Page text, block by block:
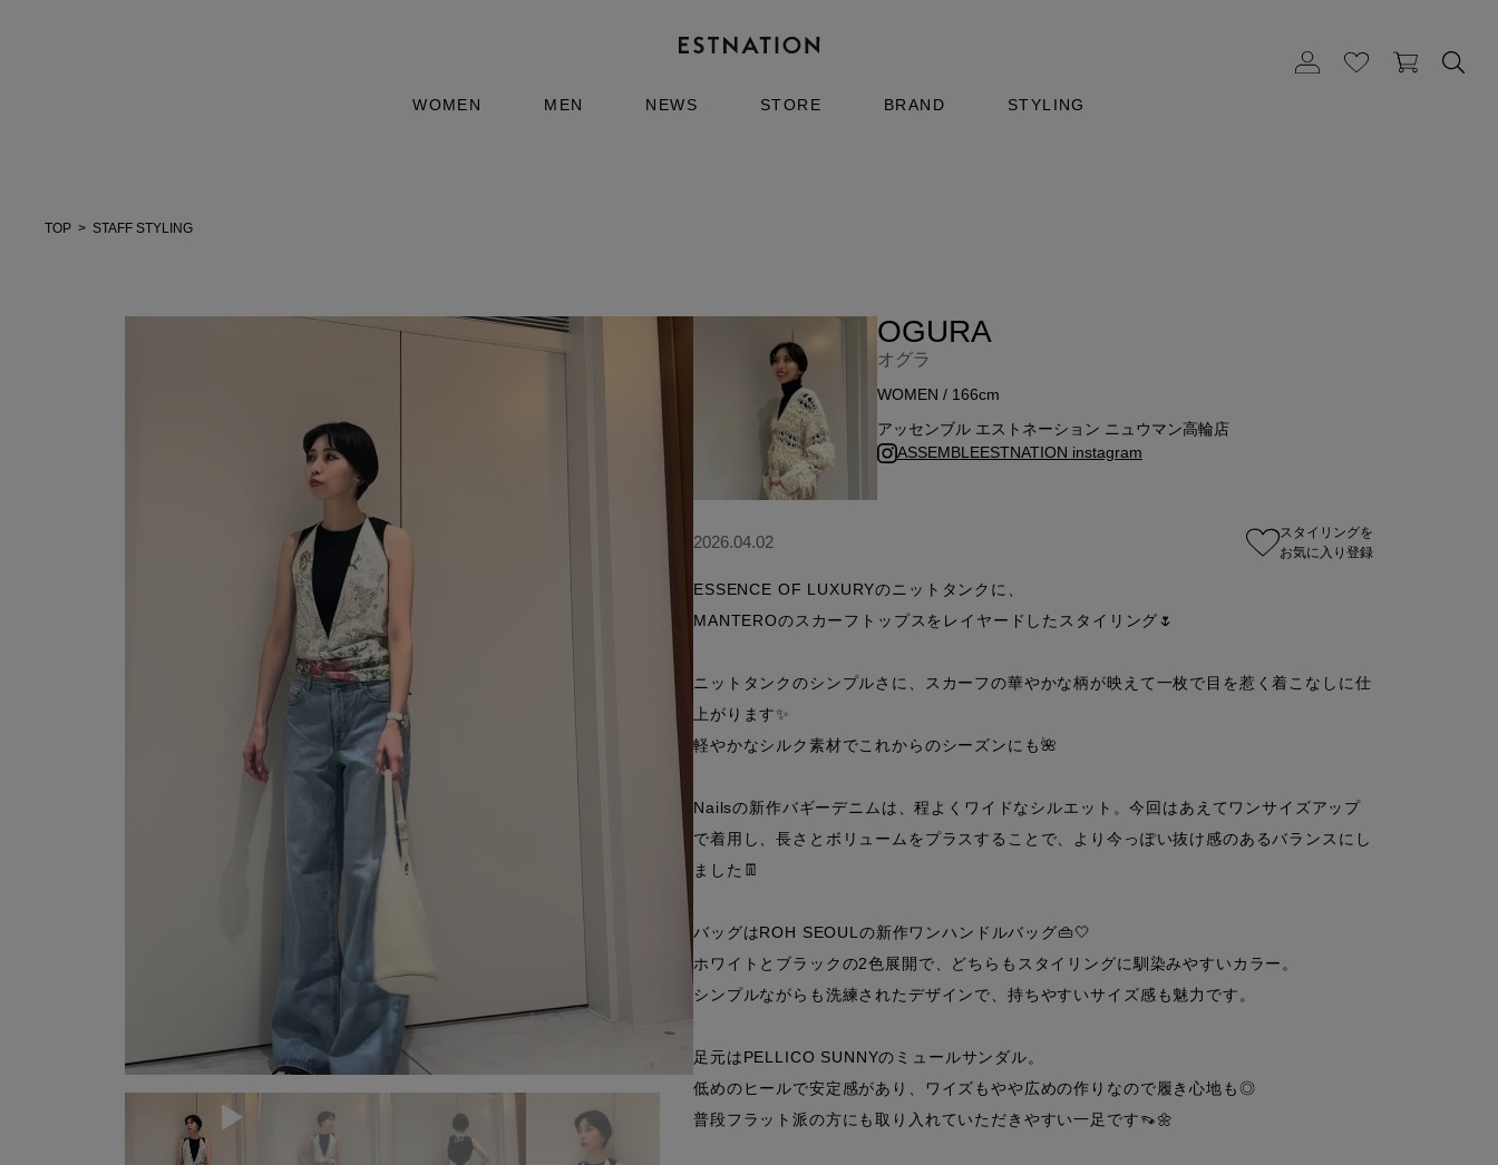
WOMEN MEN NEWS STORE BRAND STYLING
TOP STAFF STYLING
OGURA
オグラ
WOMEN / 166cm
アッセンブル エストネーション ニュウマン高輪店
ASSEMBLEESTNATION instagram
スタイリングを
お気に入り登録
2026.04.02
ESSENCE OF LUXURYのニットタンクに、
MANTEROのスカーフトップスをレイヤードしたスタイリング🌷
ニットタンクのシンプルさに、スカーフの華やかな柄が映えて一枚で目を惹く着こなしに仕
上がります✨
軽やかなシルク素材でこれからのシーズンにも🌺
Nailsの新作バギーデニムは、程よくワイドなシルエット。今回はあえてワンサイズアップ
で着用し、長さとボリュームをプラスすることで、より今っぽい抜け感のあるバランスにし
ました👖
バッグはROH SEOULの新作ワンハンドルバッグ👜🤍
ホワイトとブラックの2色展開で、どちらもスタイリングに馴染みやすいカラー。
シンプルながらも洗練されたデザインで、持ちやすいサイズ感も魅力です。
足元はPELLICO SUNNYのミュールサンダル。
低めのヒールで安定感があり、ワイズもやや広めの作りなので履き心地も◎
普段フラット派の方にも取り入れていただきやすい一足です👡🌼